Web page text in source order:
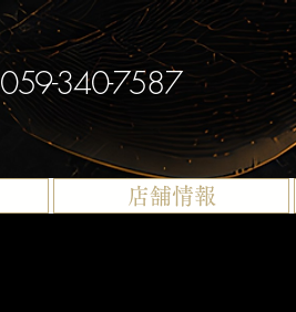
059-340-7587
店舗情報